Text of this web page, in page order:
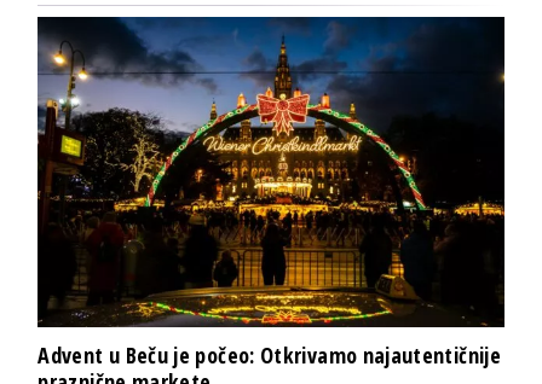
Advent u Beču je počeo: Otkrivamo najautentičnije